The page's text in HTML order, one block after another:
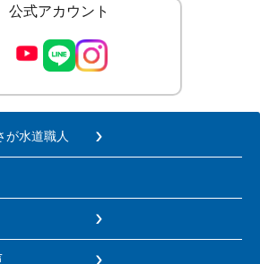
公式アカウント
水道職人